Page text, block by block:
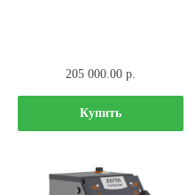
205 000.00р.
Купить